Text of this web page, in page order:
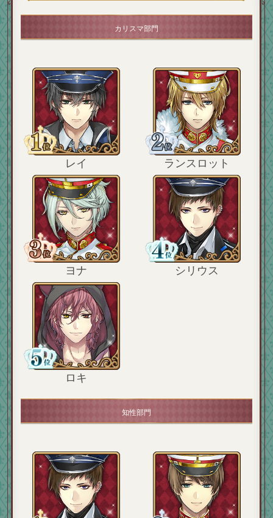
カリスマ部門
レイ ランスロット
ヨナ シリウス
ロキ
知性部門